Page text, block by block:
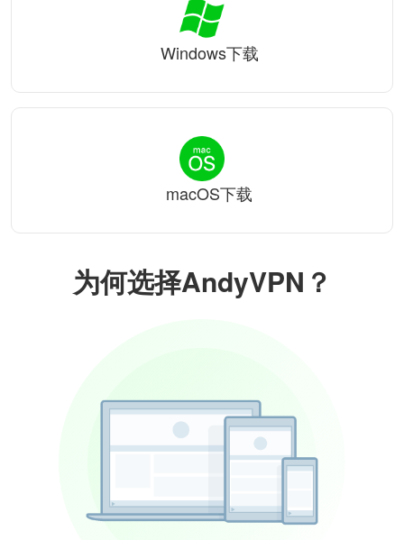
为何选择AndyVPN？
Windows下载
macOS下载